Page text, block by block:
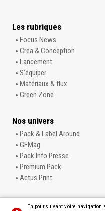
Les rubriques
Focus News
Créa & Conception
Lancement
S’équiper
Matériaux & flux
Green Zone
Nos univers
Pack & Label Around
GFMag
Pack Info Presse
Premium Pack
Actus Print
En poursuivant votre